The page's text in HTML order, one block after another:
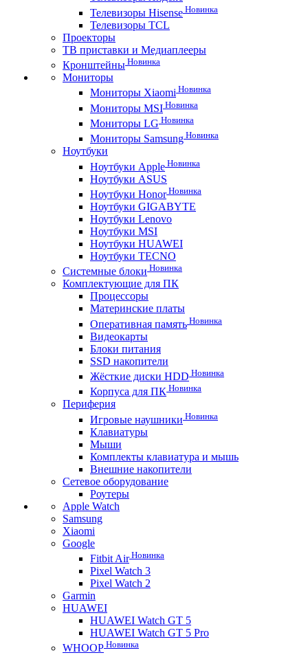
Телевизоры Hisense Новинка
Телевизоры TCL
Проекторы
ТВ приставки и Медиаплееры
Кронштейны Новинка
Мониторы
Мониторы Xiaomi Новинка
Мониторы MSI Новинка
Мониторы LG Новинка
Мониторы Samsung Новинка
Ноутбуки
Ноутбуки Apple Новинка
Ноутбуки ASUS
Ноутбуки HonorНовинка
Ноутбуки GIGABYTE
Ноутбуки Lenovo
Ноутбуки MSI
Ноутбуки HUAWEI
Ноутбуки TECNO
Системные блоки Новинка
Комплектующие для ПК
Процессоры
Материнские платы
Оперативная память Новинка
Видеокарты
Блоки питания
SSD накопители
Жёсткие диски HDD Новинка
Корпуса для ПК Новинка
Периферия
Игровые наушники Новинка
Клавиатуры
Мыши
Комплекты клавиатура и мышь
Внешние накопители
Сетевое оборудование
Роутеры
Apple Watch
Samsung
Xiaomi
Google
Fitbit AirНовинка
Pixel Watch 3
Pixel Watch 2
Garmin
HUAWEI
HUAWEI Watch GT 5
HUAWEI Watch GT 5 Pro
WHOOP Новинка